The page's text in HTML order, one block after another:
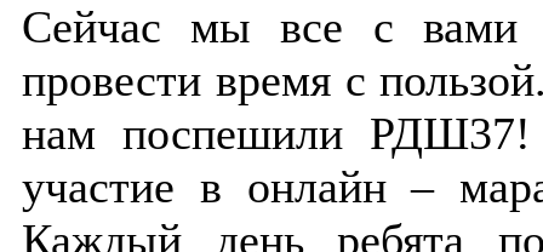
Сейчас мы все с вами
провести время с
нам поспешили РДШ37!
участие в онлайн –
Каждый день ребята